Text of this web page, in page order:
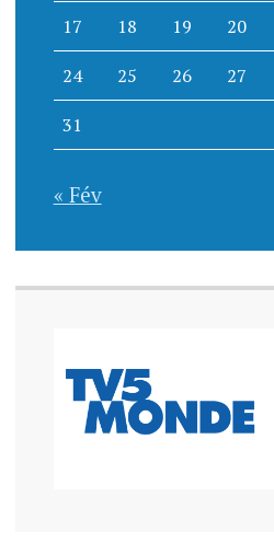
17 18 19 20
24 25 26 27
31
« Fév